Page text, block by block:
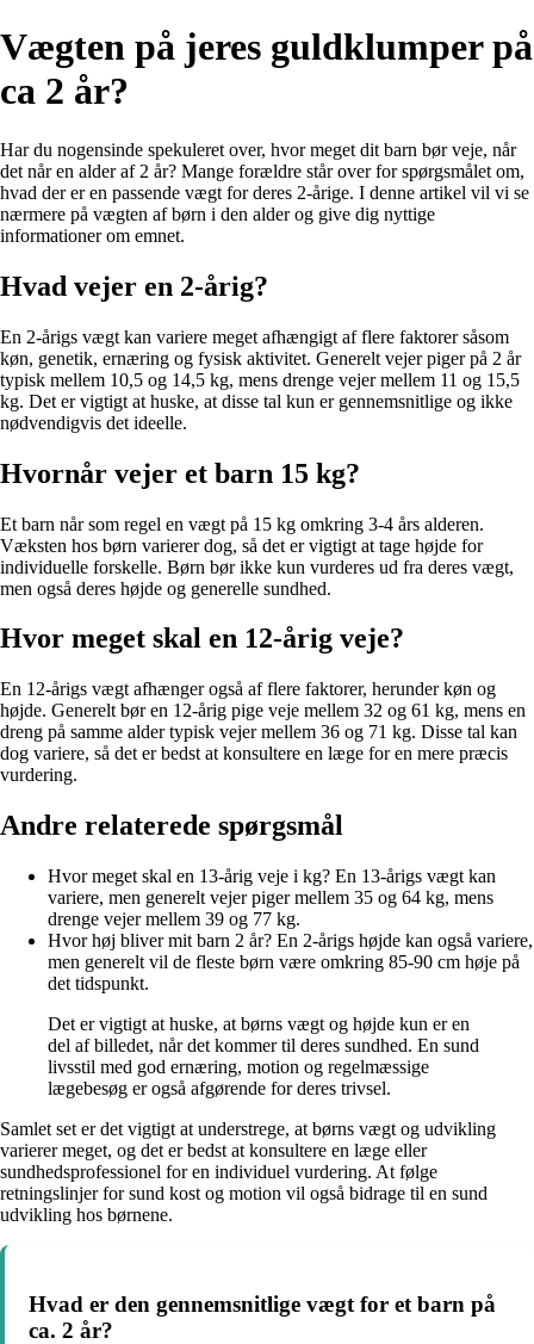
Vægten på jeres guldklumper på
ca 2 år?
Har du nogensinde spekuleret over, hvor meget dit barn bør veje, når
det når en alder af 2 år? Mange forældre står over for spørgsmålet om,
hvad der er en passende vægt for deres 2-årige. I denne artikel vil vi se
nærmere på vægten af børn i den alder og give dig nyttige
informationer om emnet.
Hvad vejer en 2-årig?
En 2-årigs vægt kan variere meget afhængigt af flere faktorer såsom
køn, genetik, ernæring og fysisk aktivitet. Generelt vejer piger på 2 år
typisk mellem 10,5 og 14,5 kg, mens drenge vejer mellem 11 og 15,5
kg. Det er vigtigt at huske, at disse tal kun er gennemsnitlige og ikke
nødvendigvis det ideelle.
Hvornår vejer et barn 15 kg?
Et barn når som regel en vægt på 15 kg omkring 3-4 års alderen.
Væksten hos børn varierer dog, så det er vigtigt at tage højde for
individuelle forskelle. Børn bør ikke kun vurderes ud fra deres vægt,
men også deres højde og generelle sundhed.
Hvor meget skal en 12-årig veje?
En 12-årigs vægt afhænger også af flere faktorer, herunder køn og
højde. Generelt bør en 12-årig pige veje mellem 32 og 61 kg, mens en
dreng på samme alder typisk vejer mellem 36 og 71 kg. Disse tal kan
dog variere, så det er bedst at konsultere en læge for en mere præcis
vurdering.
Andre relaterede spørgsmål
Hvor meget skal en 13-årig veje i kg? En 13-årigs vægt kan
variere, men generelt vejer piger mellem 35 og 64 kg, mens
drenge vejer mellem 39 og 77 kg.
Hvor høj bliver mit barn 2 år? En 2-årigs højde kan også variere,
men generelt vil de fleste børn være omkring 85-90 cm høje på
det tidspunkt.
Det er vigtigt at huske, at børns vægt og højde kun er en
del af billedet, når det kommer til deres sundhed. En sund
livsstil med god ernæring, motion og regelmæssige
lægebesøg er også afgørende for deres trivsel.
Samlet set er det vigtigt at understrege, at børns vægt og udvikling
varierer meget, og det er bedst at konsultere en læge eller
sundhedsprofessionel for en individuel vurdering. At følge
retningslinjer for sund kost og motion vil også bidrage til en sund
udvikling hos børnene.
Hvad er den gennemsnitlige vægt for et barn på
ca. 2 år?